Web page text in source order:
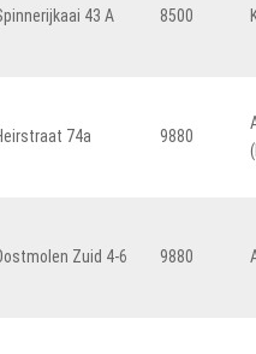
43 A 8500
74a 9880
Zuid 4-6 9880